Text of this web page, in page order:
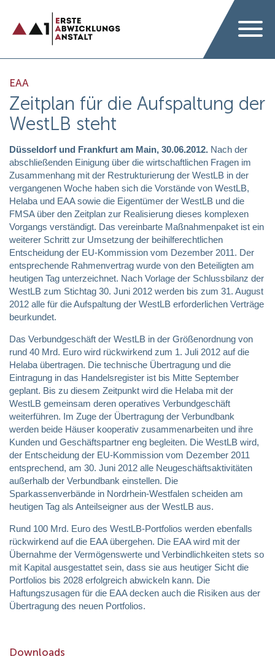
EAA
Zeitplan für die Aufspaltung der
WestLB steht
Düsseldorf und Frankfurt am Main, 30.06.2012. Nach der
abschließenden Einigung über die wirtschaftlichen Fragen im
Zusammenhang mit der Restrukturierung der WestLB in der
vergangenen Woche haben sich die Vorstände von WestLB,
Helaba und EAA sowie die Eigentümer der WestLB und die
FMSA über den Zeitplan zur Realisierung dieses komplexen
Vorgangs verständigt. Das vereinbarte Maßnahmenpaket ist ein
weiterer Schritt zur Umsetzung der beihilferechtlichen
Entscheidung der EU-Kommission vom Dezember 2011. Der
entsprechende Rahmenvertrag wurde von den Beteiligten am
heutigen Tag unterzeichnet. Nach Vorlage der Schlussbilanz der
WestLB zum Stichtag 30. Juni 2012 werden bis zum 31. August
2012 alle für die Aufspaltung der WestLB erforderlichen Verträge
beurkundet.
Das Verbundgeschäft der WestLB in der Größenordnung von
rund 40 Mrd. Euro wird rückwirkend zum 1. Juli 2012 auf die
Helaba übertragen. Die technische Übertragung und die
Eintragung in das Handelsregister ist bis Mitte September
geplant. Bis zu diesem Zeitpunkt wird die Helaba mit der
WestLB gemeinsam deren operatives Verbundgeschäft
weiterführen. Im Zuge der Übertragung der Verbundbank
werden beide Häuser kooperativ zusammenarbeiten und ihre
Kunden und Geschäftspartner eng begleiten. Die WestLB wird,
der Entscheidung der EU-Kommission vom Dezember 2011
entsprechend, am 30. Juni 2012 alle Neugeschäftsaktivitäten
außerhalb der Verbundbank einstellen. Die
Sparkassenverbände in Nordrhein-Westfalen scheiden am
heutigen Tag als Anteilseigner aus der WestLB aus.
Rund 100 Mrd. Euro des WestLB-Portfolios werden ebenfalls
rückwirkend auf die EAA übergehen. Die EAA wird mit der
Übernahme der Vermögenswerte und Verbindlichkeiten stets so
mit Kapital ausgestattet sein, dass sie aus heutiger Sicht die
Portfolios bis 2028 erfolgreich abwickeln kann. Die
Haftungszusagen für die EAA decken auch die Risiken aus der
Übertragung des neuen Portfolios.
Downloads